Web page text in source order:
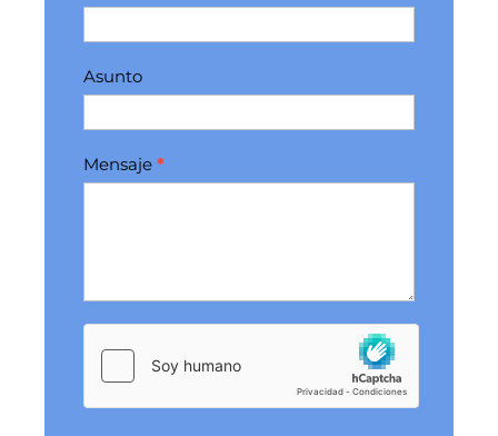
Asunto
Mensaje *